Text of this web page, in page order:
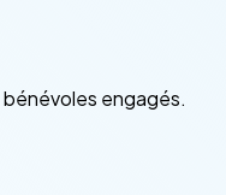
bénévoles engagés.